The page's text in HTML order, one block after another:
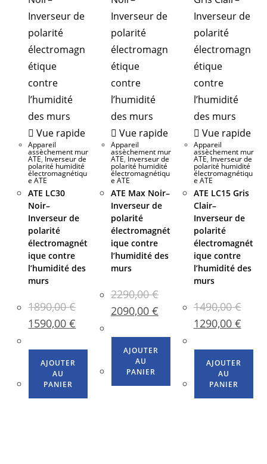
Vue rapide
Appareil
assèchement mur
ATE, Inverseur de
polarité humidité
électromagnétiqu
e ATE
ATE LC30
Noir–
Inverseur de
polarité
électromagnét
ique contre
l’humidité des
murs
1890,00€
1590,00€
AJOUTER
AU
PANIER
Vue rapide
Appareil
assèchement mur
ATE, Inverseur de
polarité humidité
électromagnétiqu
e ATE
ATE Max Noir–
Inverseur de
polarité
électromagnét
ique contre
l’humidité des
murs
2290,00€
2090,00 €
AJOUTER
AU
PANIER
Vue rapide
Appareil
assèchement mur
ATE, Inverseur de
polarité humidité
électromagnétiqu
e ATE
ATE LC15 Gris
Clair–
Inverseur de
polarité
électromagnét
ique contre
l’humidité des
murs
1490,00€
1290,00 €
AJOUTER
AU
PANIER